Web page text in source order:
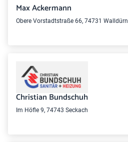
Max Ackermann
Obere Vorstadtstraße 66, 74731 Walldürn
Christian Bundschuh
Im Höfle 9, 74743 Seckach